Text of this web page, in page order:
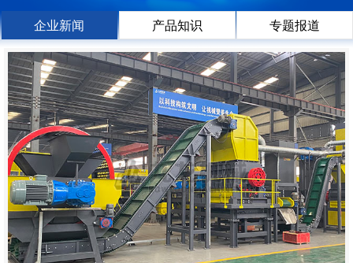
品
视
频
现
场
方
案
动
态
联
系
郑
州
企业新闻 产品知识 专题报道